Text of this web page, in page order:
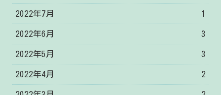
2022年7月 1
2022年6月 3
2022年5月 3
2022年4月 2